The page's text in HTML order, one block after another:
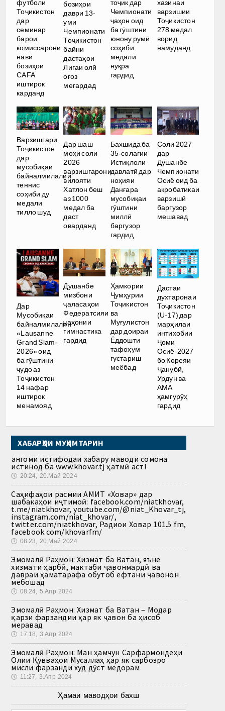
футболи
Тоҷикистон
дар
семинар
барои
комиссарони
нави
бозиҳои
CAFA
иштирок
карданд
бозиҳои
даври 13-
уми
Чемпионати
Тоҷикистон
байни
дастаҳои
Лигаи олӣ
оғоз
мегардад
тоҷик дар
Чемпионати
ҷаҳон оид
ба гӯштини
юнону румӣ
соҳиби
медали
нуқра
гардид
хазинаи
варзишии
Тоҷикистон
278 медал
ворид
намуданд
Варзишгари
Тоҷикистон
дар
мусобиқаи
байналмилалии
теннис
соҳиби ду
медали
тилло шуд
Дар шаш
моҳи соли
2026
варзишгарони
вилояти
Хатлон беш
аз 1000
медал ба
даст
оварданд
Бахшида ба
35-солагии
Истиқлоли
давлатӣ дар
ноҳияи
Данғара
мусобиқаи
гӯштини
миллӣ
баргузор
гардид
Соли 2027
дар
Душанбе
Чемпионати
Осиё оид ба
акробатикаи
варзишӣ
баргузор
мешавад
Дар
Мусобиқаи
байналмилалии
«Lausanne
Grand Slam-
2026» оид
ба гӯштини
ҷудо аз
Тоҷикистон
14 нафар
иштирок
менамояд
Душанбе
мизбони
ҷаласаҳои
Федератсияи
ҷаҳонии
гимнастика
гардид
Ҳамкории
Ҷумҳурии
Тоҷикистон
ва
Муғулистон
дар доираи
Ёддошти
тафоҳум
густариш
меёбад
Дастаи
духтаронаи
Тоҷикистон
(U-17) дар
марҳилаи
интихобии
Ҷоми
Осиё-2027
бо Кореяи
Ҷанубӣ,
Урдун ва
АМА
ҳамгурӯҳ
гардид
ХАБАРҲОИ МУҲИМТАРИН
Ҳангоми истифодаи хабару маводи сомона
истинод ба www.khovar.tj ҳатмӣ аст!
🕔 20:24, 20.Май 2024
Саҳифаҳои расмии АМИТ «Ховар» дар
шабакаҳои иҷтимоӣ: facebook.com/niatkhovar,
t.me/niatkhovar, youtube.com/@niat_Khovar_tj,
instagram.com/niat_khovar/,
twitter.com/niatkhovar, Радиои Ховар 101.5 fm,
facebook.com/khovarfm/
🕔 08:23, 20.Май 2024
Эмомалӣ Раҳмон: Хизмат ба Ватан, яъне
хизмати ҳарбӣ, мактаби ҷавонмардӣ ва
давраи ҳаматарафа обутоб ёфтани ҷавонон
мебошад
🕔 08:24, 5.Апр 2024
Эмомалӣ Раҳмон: Хизмат ба Ватан – Модар
қарзи фарзандии ҳар як ҷавон ба ҳисоб
меравад
🕔 17:18, 3.Апр 2024
Эмомалӣ Раҳмон: Ман ҳамчун Сарфармондеҳи
Олии Қувваҳои Мусаллаҳ ҳар як сарбозро
мисли фарзанди худ дӯст медорам
🕔 11:27, 3.Апр 2024
Ҳамаи маводҳои бахш